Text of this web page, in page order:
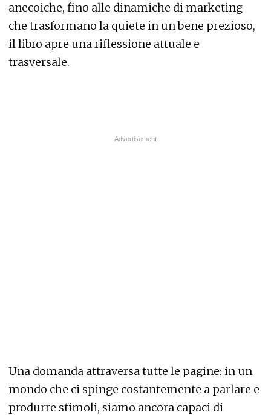
anecoiche, fino alle dinamiche di marketing
che trasformano la quiete in un bene prezioso,
il libro apre una riflessione attuale e
trasversale.
Una domanda attraversa tutte le pagine: in un
mondo che ci spinge costantemente a parlare e
produrre stimoli, siamo ancora capaci di